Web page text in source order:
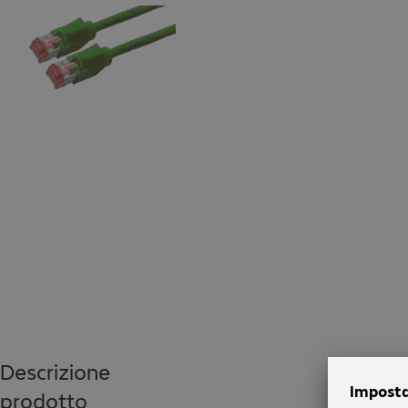
Descrizione
prodotto